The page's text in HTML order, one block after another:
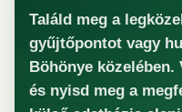
Találd meg a
gyűjtőpontot vagy
Böhönye
és nyisd meg a